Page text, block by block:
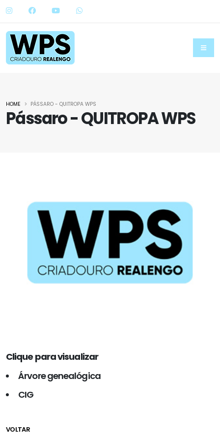
Pássaro - QUITROPA WPS
HOME PÁSSARO - QUITROPA WPS
Clique para visualizar
Árvore genealógica
CIG
VOLTAR